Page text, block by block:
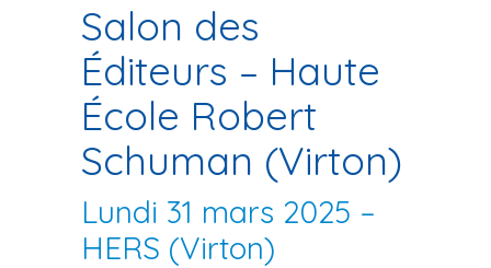
Salon des
Éditeurs – Haute
École Robert
Schuman (Virton)
Lundi 31 mars 2025 –
HERS (Virton)